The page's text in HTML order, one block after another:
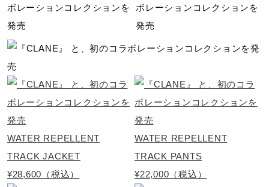
2E（ノーマル）相当の方向け
■シューズサイズの計測方法はこちら
シューレース長さ
サステナビリティ
材料：インソール表面のテキスタイルに90％以上のリサイ
i
WATER REPELLENT
TRACK JACKET
¥28,600（税込）
WATER REPELLENT
TRACK PANTS
¥22,000（税込）